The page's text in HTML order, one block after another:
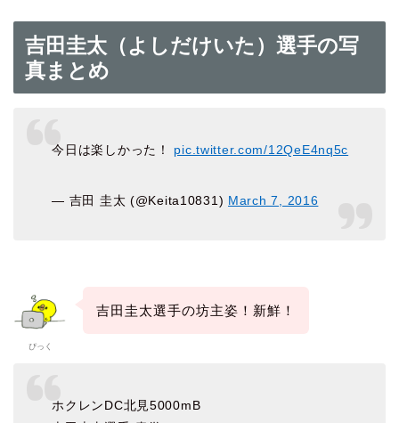
吉田圭太（よしだけいた）選手の写
真まとめ
今日は楽しかった！ pic.twitter.com/12QeE4nq5c
— 吉田 圭太 (@Keita10831) March 7, 2016
ぴっく
吉田圭太選手の坊主姿！新鮮！
ホクレンDC北見5000mB